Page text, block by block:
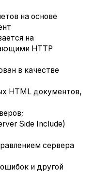
на основе
на
HTTP
в качестве
HTML документов,
Side Include)
сервера
и другой